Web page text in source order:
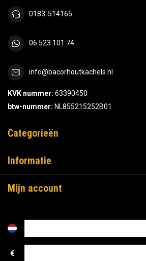
0183-514165
06 523 101 74
info@bacorhoutkachels.nl
KVK nummer: 63390450
btw-nummer: NL855215252B01
Categorieën
Informatie
Mijn account
€